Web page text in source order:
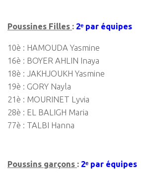
Poussines Filles : 2ᵉ par équipes
10è : HAMOUDA Yasmine
16è : BOYER AHLIN Inaya
18è : JAKHJOUKH Yasmine
19è : GORY Nayla
21è : MOURINET Lyvia
28è : EL BALIGH Maria
77è : TALBI Hanna
Poussins garçons : 2ᵉ par équipes